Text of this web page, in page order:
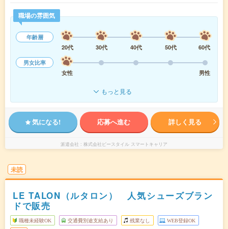
職場の雰囲気
年齢層
20代
30代 40代 50代
60代
男女比率
女性
男性
もっと見る
気になる! 応募へ進む 詳しく見る
派遣会社 株式会社ビースタイル スマートキャリア
未読
LE TALON（ルタロン） 人気シューズブラン
ドで販売
職種未経験OK 交通費別途支給あり 残業なし WEB登録OK